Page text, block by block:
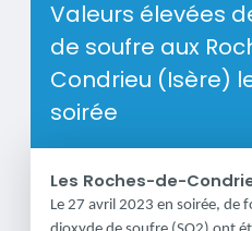
Valeurs élevées
de soufre aux
Condrieu (Isère)
soirée
Les Roches-de-
Résumé
Le 27 avril 2023 en soirée, de